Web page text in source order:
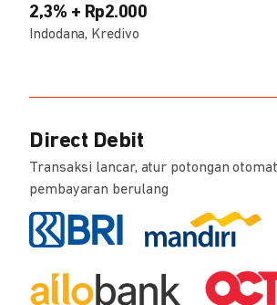
2,3% + Rp2.000
Indodana, Kredivo
Direct Debit
Transaksi lancar, atur potongan
pembayaran berulang